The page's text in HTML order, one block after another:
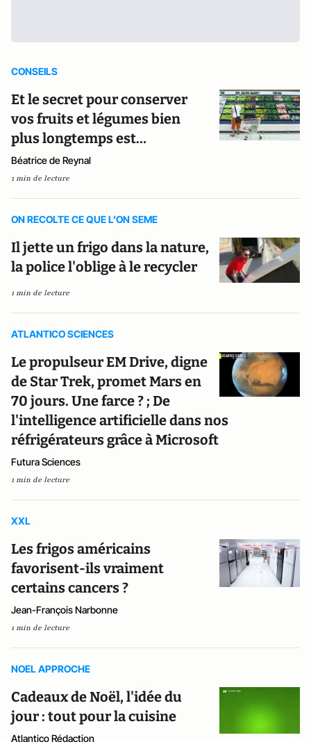
CONSEILS
Et le secret pour conserver
vos fruits et légumes bien
plus longtemps est…
Béatrice de Reynal
1 min de lecture
ON RECOLTE CE QUE L'ON SEME
Il jette un frigo dans la nature,
la police l'oblige à le recycler
1 min de lecture
ATLANTICO SCIENCES
Le propulseur EM Drive, digne
de Star Trek, promet Mars en
70 jours. Une farce ? ; De
l'intelligence artificielle dans nos
réfrigérateurs grâce à Microsoft
Futura Sciences
1 min de lecture
XXL
Les frigos américains
favorisent-ils vraiment
certains cancers ?
Jean-François Narbonne
1 min de lecture
NOEL APPROCHE
Cadeaux de Noël, l'idée du
jour : tout pour la cuisine
Atlantico Rédaction